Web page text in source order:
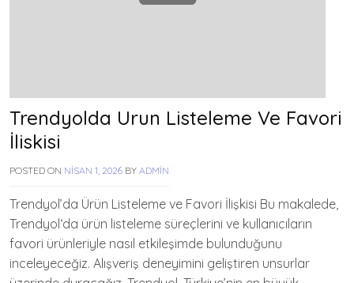
Trendyolda Urun Listeleme Ve Favori
İliskisi
POSTED ON NISAN 1, 2026 BY ADMIN
Trendyol’da Ürün Listeleme ve Favori İlişkisi Bu makalede,
Trendyol‘da ürün listeleme süreçlerini ve kullanıcıların
favori ürünleriyle nasıl etkileşimde bulunduğunu
inceleyeceğiz. Alışveriş deneyimini geliştiren unsurlar